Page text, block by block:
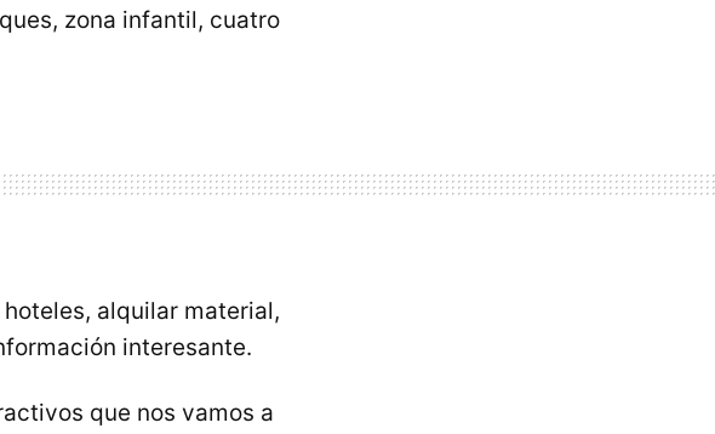
zona infantil, cuatro
alquilar material,
interesante.
que nos vamos a